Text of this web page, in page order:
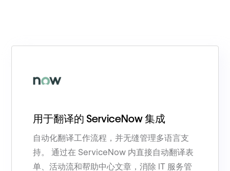
用于翻译的 ServiceNow 集成
自动化翻译工作流程，并无缝管理多语言支
持。 通过在 ServiceNow 内直接自动翻译表
单、活动流和帮助中心文章，消除 IT 服务管